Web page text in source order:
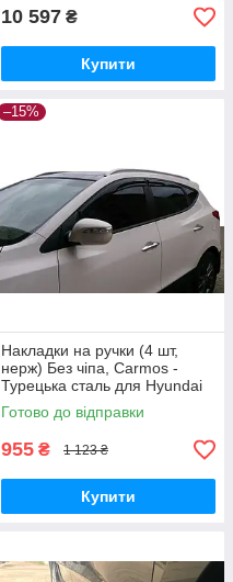
10 597 ₴
Купити
–15%
Накладки на ручки (4 шт,
нерж) Без чіпа, Carmos -
Турецька сталь для Hyundai
IX-35 2010-2015 рр
Готово до відправки
955 ₴ 1 123 ₴
Купити